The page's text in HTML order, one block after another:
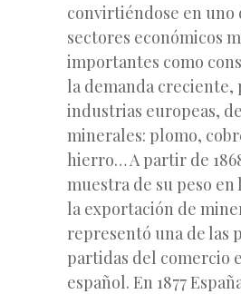
convirtiéndose en uno
sectores económicos
importantes como
la demanda creciente,
industrias europeas,
minerales: plomo,
hierro… A partir de
muestra de su peso en
la exportación de
representó una de las
partidas del comercio
español. En 1877